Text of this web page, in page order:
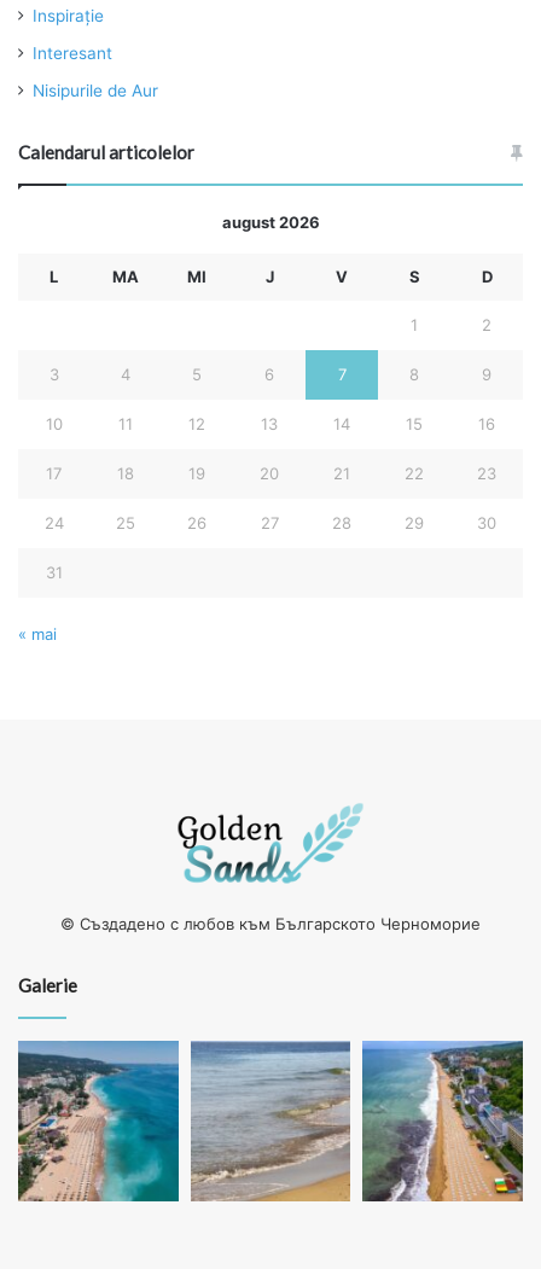
Inspiraţie
Interesant
Nisipurile de Aur
Calendarul articolelor
august 2026
L MA MI J V S D
1 2
3 4 5 6 7 8 9
10 11 12 13 14 15 16
17 18 19 20 21 22 23
24 25 26 27 28 29 30
31
« mai
© Създадено с любов към Българското Черноморие
Galerie